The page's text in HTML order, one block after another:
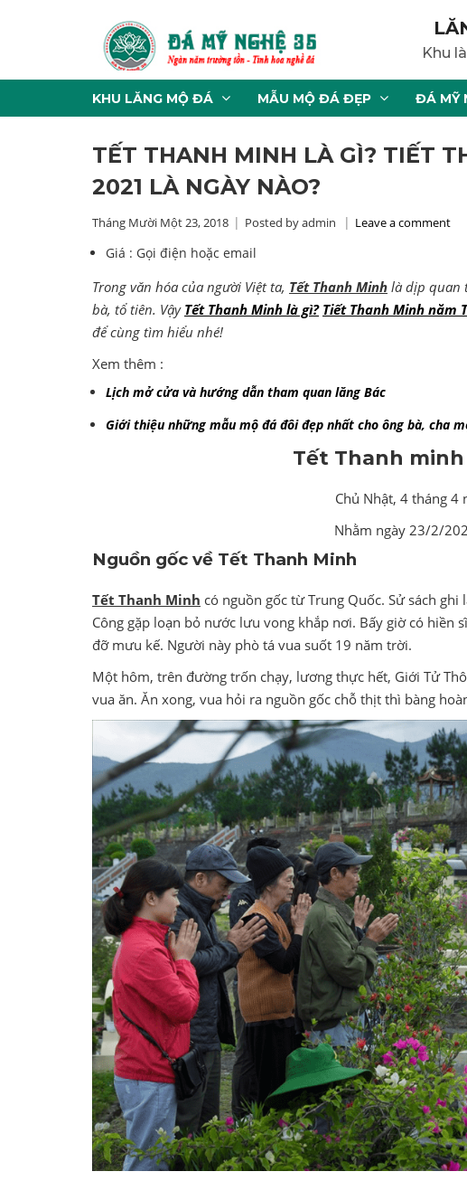
Khu
KHU LĂNG MỘ ĐÁ MẪU MỘ ĐÁ ĐẸP ĐÁ MỸ
TẾT THANH MINH LÀ GÌ? TIẾT
2021 LÀ NGÀY NÀO?
Tháng Mười Một 23, 2018 Posted by admin Leave a comment
Giá : Gọi điện hoặc email
Trong văn hóa của người Việt ta, Tết Thanh Minh là dịp quan
bà, tổ tiên. Vậy Tết Thanh Minh là gì? Tiết Thanh Minh năm
để cùng tìm hiểu nhé!
Xem thêm :
Lịch mở cửa và hướng dẫn tham quan lăng Bác
Giới thiệu những mẫu mộ đá đôi đẹp nhất cho ông bà, cha
Tết Thanh minh
Chủ Nhật, 4 tháng 4
Nhằm ngày 23/2/
Nguồn gốc về Tết Thanh Minh
Tết Thanh Minh có nguồn gốc từ Trung Quốc. Sử sách ghi
Công gặp loạn bỏ nước lưu vong khắp nơi. Bấy giờ có hiền
đỡ mưu kế. Người này phò tá vua suốt 19 năm trời.
Một hôm, trên đường trốn chạy, lương thực hết, Giới Tử
vua ăn. Ăn xong, vua hỏi ra nguồn gốc chỗ thịt thì bàng